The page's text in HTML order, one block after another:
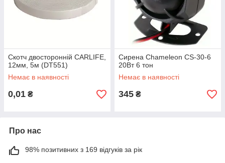
Скотч двосторонній CARLIFE,
12мм, 5м (DT551)
Немає в наявності
0,01 ₴
Сирена Chameleon CS-30-6
20Вт 6 тон
Немає в наявності
345 ₴
Про нас
98% позитивних з 169 відгуків за рік